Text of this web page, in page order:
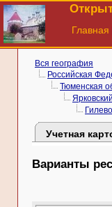
Главная
Вся география
Российская
Тюменская
Гилево
Учетная
Варианты